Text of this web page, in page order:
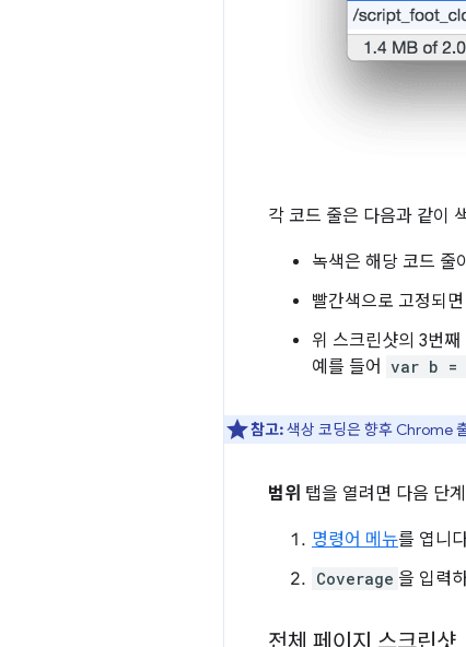
각 코드 줄은 다음과 같이
녹색은 해당 코드 줄
빨간색으로 고정되
위 스크린샷의 3번
예를 들어 var b
참고:색상 코딩은 향후 Chrome
범위 탭을 열려면 다음 단
명령어 메뉴를 엽니
Coverage 을 입력